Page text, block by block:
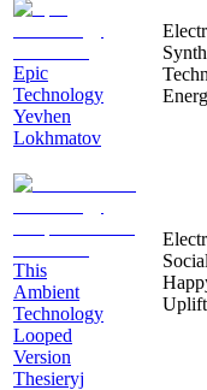
Epic
Technology
Yevhen
Lokhmatov
This
Ambient
Technology
Looped
Version
Thesieryj